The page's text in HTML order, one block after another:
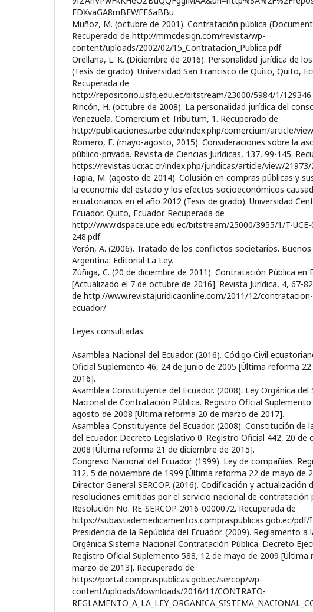
FDXvaGA8mBEWFE6aBBu
Muñoz, M. (octubre de 2001). Contratación pública
Recuperado de http://mmcdesign.com/revista/wp-
content/uploads/2002/02/15_Contratacion_Publica.pdf
Orellana, L. K. (Diciembre de 2016). Personalidad jurídica de
(Tesis de grado). Universidad San Francisco de Quito, Quito,
Recuperada de
http://repositorio.usfq.edu.ec/bitstream/23000/5984/1/
Rincón, H. (octubre de 2008). La personalidad jurídica del
Venezuela. Comercium et Tributum, 1. Recuperado de
http://publicaciones.urbe.edu/index.php/comercium/article/
Romero, E. (mayo-agosto, 2015). Consideraciones sobre la
público-privada. Revista de Ciencias Jurídicas, 137, 99-145.
https://revistas.ucr.ac.cr/index.php/juridicas/article/view/
Tapia, M. (agosto de 2014). Colusión en compras públicas y
la economía del estado y los efectos socioeconómicos
ecuatorianos en el año 2012 (Tesis de grado). Universidad
Ecuador, Quito, Ecuador. Recuperada de
http://www.dspace.uce.edu.ec/bitstream/25000/3955/1/T-UCE-
248.pdf
Verón, A. (2006). Tratado de los conflictos societarios. Buenos
Argentina: Editorial La Ley.
Zúñiga, C. (20 de diciembre de 2011). Contratación Pública en
[Actualizado el 7 de octubre de 2016]. Revista Jurídica, 4, 67-
de http://www.revistajuridicaonline.com/2011/12/
ecuador/
Leyes consultadas:
Asamblea Nacional del Ecuador. (2016). Código Civil
Oficial Suplemento 46, 24 de Junio de 2005 [Última reforma
2016].
Asamblea Constituyente del Ecuador. (2008). Ley Orgánica del
Nacional de Contratación Pública. Registro Oficial Suplemento
agosto de 2008 [Última reforma 20 de marzo de 2017].
Asamblea Constituyente del Ecuador. (2008). Constitución de
del Ecuador. Decreto Legislativo 0. Registro Oficial 442, 20 de
2008 [Última reforma 21 de diciembre de 2015].
Congreso Nacional del Ecuador. (1999). Ley de compañías.
312, 5 de noviembre de 1999 [Última reforma 22 de mayo de
Director General SERCOP. (2016). Codificación y actualización
resoluciones emitidas por el servicio nacional de contratación
Resolución No. RE-SERCOP-2016-0000072. Recuperada de
https://subastademedicamentos.compraspublicas.gob.ec/pdf/
Presidencia de la República del Ecuador. (2009). Reglamento a
Orgánica Sistema Nacional Contratación Pública. Decreto
Registro Oficial Suplemento 588, 12 de mayo de 2009 [Última
marzo de 2013]. Recuperado de
https://portal.compraspublicas.gob.ec/sercop/wp-
content/uploads/downloads/2016/11/CONTRATO-